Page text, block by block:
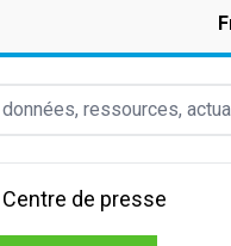
ressources,
Centre de presse